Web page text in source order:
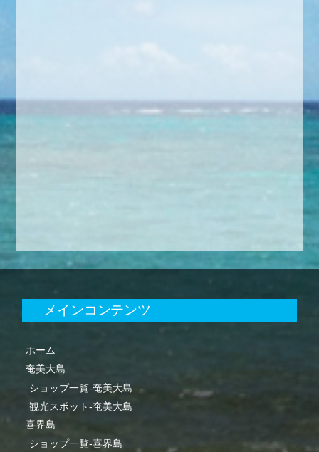
メインコンテンツ
ホーム
奄美大島
ショップ一覧-奄美大島
観光スポット-奄美大島
喜界島
ショップ一覧-喜界島